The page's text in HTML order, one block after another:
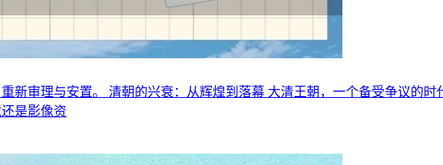
新审理与安置。 清朝的兴衰：从辉煌到落幕 大清王朝，一个备受争议的
是影像资